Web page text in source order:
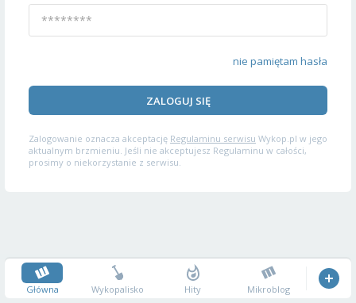
nie pamiętam hasła
ZALOGUJ SIĘ
Zalogowanie oznacza akceptację Regulaminu serwisu Wykop.pl w jego
aktualnym brzmieniu. Jeśli nie akceptujesz Regulaminu w całości,
prosimy o niekorzystanie z serwisu.
Główna Wykopalisko Hity Mikroblog